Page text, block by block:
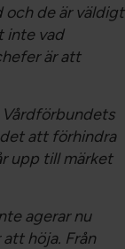
och de är väldigt
inte vad
är att
att förhindra
upp till märket
agerar nu
höja. Från